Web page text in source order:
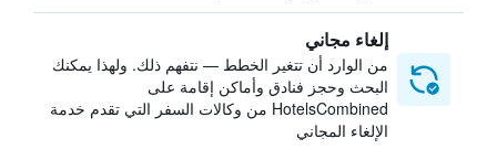
إلغاء مجاني
من الوارد أن تتغير الخطط — نتفهم ذلك. ولهذا يمكنك
البحث وحجز فنادق وأماكن إقامة على
HotelsCombined من وكالات السفر التي تقدم خدمة
الإلغاء المجاني